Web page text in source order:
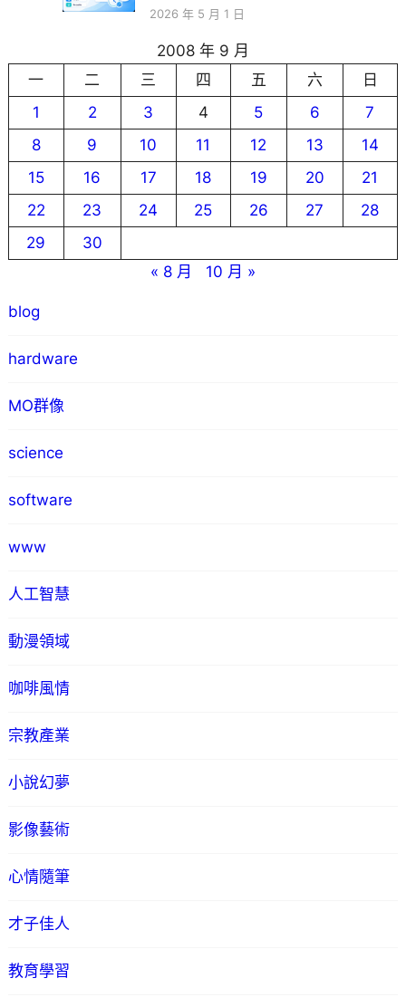
2026 年 5 月 1 日
2008 年 9 月
一
二 三 四 五 六
日
1
2 3 4 5 6
7
8
9 10 11 12 13
14
15
16 17 18 19 20
21
22
23 24 25 26 27
28
29
30
« 8 月
10 月 »
blog
hardware
MO群像
science
software
www
人工智慧
動漫領域
咖啡風情
宗教產業
小說幻夢
影像藝術
心情隨筆
才子佳人
教育學習